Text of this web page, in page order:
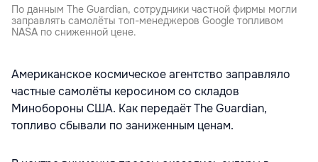
По данным The Guardian, сотрудники частной фирмы могли
заправлять самолёты топ-менеджеров Google топливом
NASA по сниженной цене.
Американское космическое агентство заправляло
частные самолёты керосином со складов
Минобороны США. Как передаёт The Guardian,
топливо сбывали по заниженным ценам.